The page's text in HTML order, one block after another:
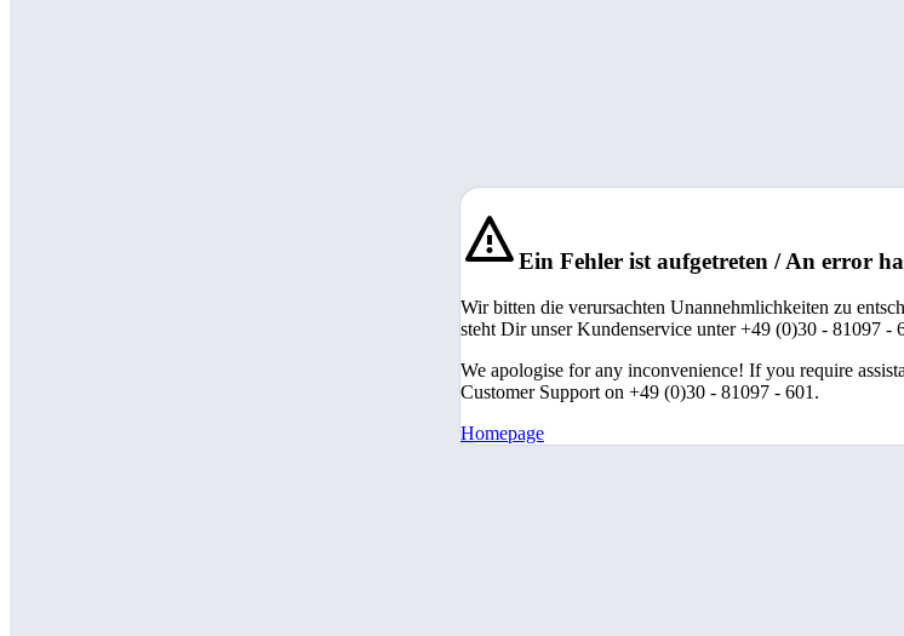
Ein Fehler ist aufgetreten / An error
Wir bitten die verursachten Unannehmlichkeiten zu
steht Dir unser Kundenservice unter +49 (0)30 - 81097 -
We apologise for any inconvenience! If you require
Customer Support on +49 (0)30 - 81097 - 601.
Homepage